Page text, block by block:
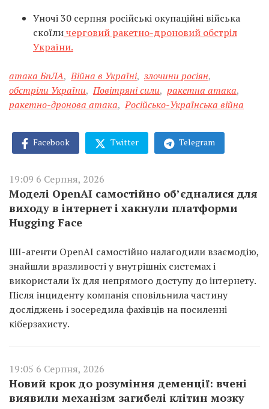
Уночі 30 серпня російські окупаційні війська
скоїличерговий ракетно-дроновий обстріл
України.
атака БпЛА, Війна в Україні, злочини росіян,
обстріли України, Повітряні сили, ракетна атака,
ракетно-дронова атака, Російсько-Українська війна
Facebook Twitter Telegram
19:09 6 Серпня, 2026
Моделі OpenAI самостійно об’єдналися для
виходу в інтернет і хакнули платформи
Hugging Face
ШІ-агенти OpenAI самостійно налагодили взаємодію,
знайшли вразливості у внутрішніх системах і
використали їх для непрямого доступу до інтернету.
Після інциденту компанія сповільнила частину
досліджень і зосередила фахівців на посиленні
кіберзахисту.
19:05 6 Серпня, 2026
Новий крок до розуміння деменції: вчені
виявили механізм загибелі клітин мозку